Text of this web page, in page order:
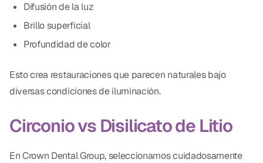
Difusión de la luz
Brillo superficial
Profundidad de color
Esto crea restauraciones que parecen naturales bajo
diversas condiciones de iluminación.
Circonio vs Disilicato de Litio
En Crown Dental Group, seleccionamos cuidadosamente